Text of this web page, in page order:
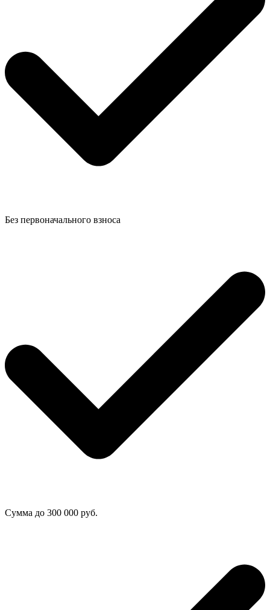
Без первоначального взноса
Сумма до 300 000 руб.